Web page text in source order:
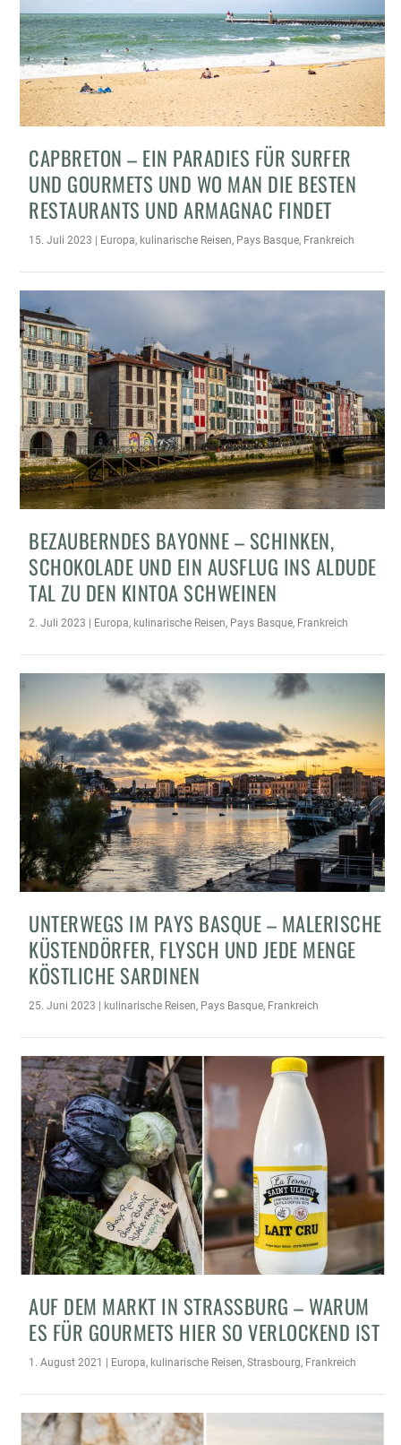
CAPBRETON – EIN PARADIES FÜR SURFER
UND GOURMETS UND WO MAN DIE BESTEN
RESTAURANTS UND ARMAGNAC FINDET
15. Juli 2023 | Europa, kulinarische Reisen, Pays Basque, Frankreich
BEZAUBERNDES BAYONNE – SCHINKEN,
SCHOKOLADE UND EIN AUSFLUG INS ALDUDE
TAL ZU DEN KINTOA SCHWEINEN
2. Juli 2023 | Europa, kulinarische Reisen, Pays Basque, Frankreich
UNTERWEGS IM PAYS BASQUE – MALERISCHE
KÜSTENDÖRFER, FLYSCH UND JEDE MENGE
KÖSTLICHE SARDINEN
25. Juni 2023 kulinarische Reisen, Pays Basque, Frankreich
AUF DEM MARKT IN STRASSBURG – WARUM E
S FÜR GOURMETS HIER SO VERLOCKEND IST
1. August 2021 Europa, kulinarische Reisen,Strasbourg, Frankreich